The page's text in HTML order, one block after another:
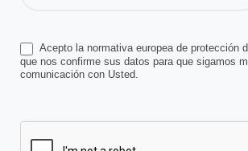
Acepto la normativa europea de protección
que nos confirme sus datos para que sigamos
comunicación con Usted.